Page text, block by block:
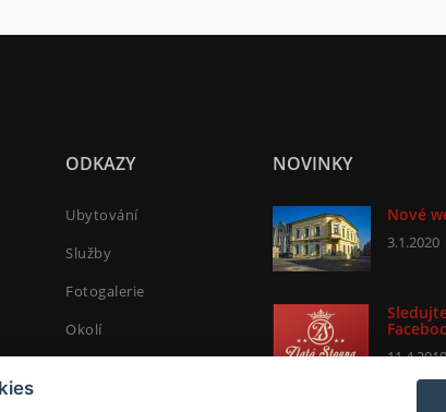
ODKAZY
Ubytování
Služby
Fotogalerie
Okolí
NOVINKY
Nové
3.1.2020
11.4.2019